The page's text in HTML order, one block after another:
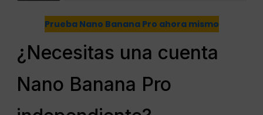
Prueba Nano Banana Pro ahora mismo
¿Necesitas una cuenta
Nano Banana Pro